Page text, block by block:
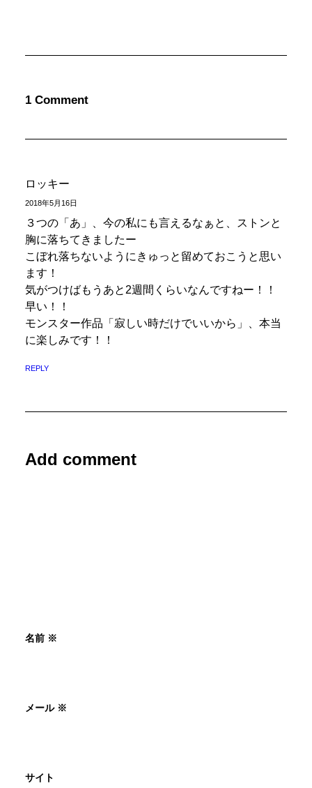
1 Comment
ロッキー
2018年5月16日
３つの「あ」、今の私にも言えるなぁと、ストンと
胸に落ちてきましたー
こぼれ落ちないようにきゅっと留めておこうと思い
ます！
気がつけばもうあと2週間くらいなんですねー！！
早い！！
モンスター作品「寂しい時だけでいいから」、本当
に楽しみです！！
REPLY
Add comment
名前 ※
メール ※
サイト